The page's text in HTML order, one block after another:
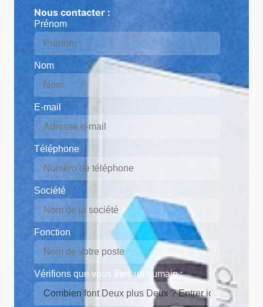
Nous contacter :
Prénom
Nom
E-mail
Téléphone
Société
Fonction
Vérifions que vous êtes un humain :